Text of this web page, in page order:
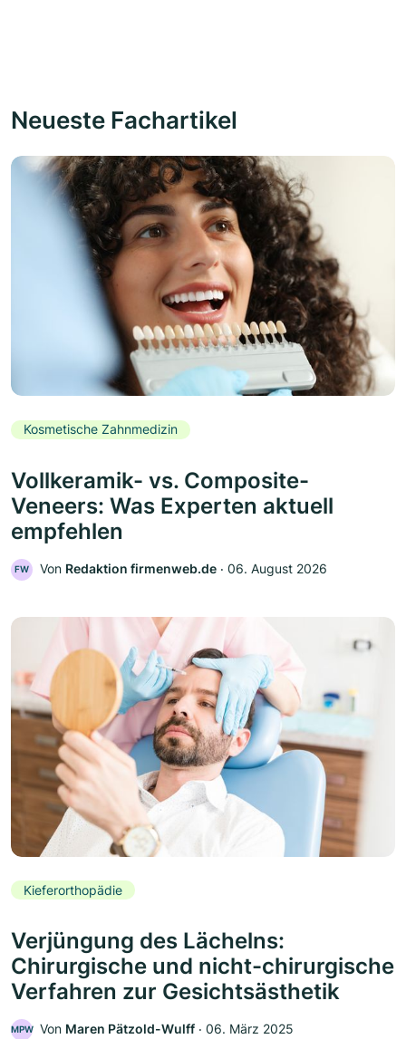
Neueste Fachartikel
Kosmetische Zahnmedizin
Vollkeramik- vs. Composite-
Veneers: Was Experten aktuell
empfehlen
FW Von Redaktion firmenweb.de ‧ 06. August 2026
Kieferorthopädie
Verjüngung des Lächelns:
Chirurgische und nicht-chirurgische
Verfahren zur Gesichtsästhetik
MPW Von Maren Pätzold-Wulff ‧ 06. März 2025